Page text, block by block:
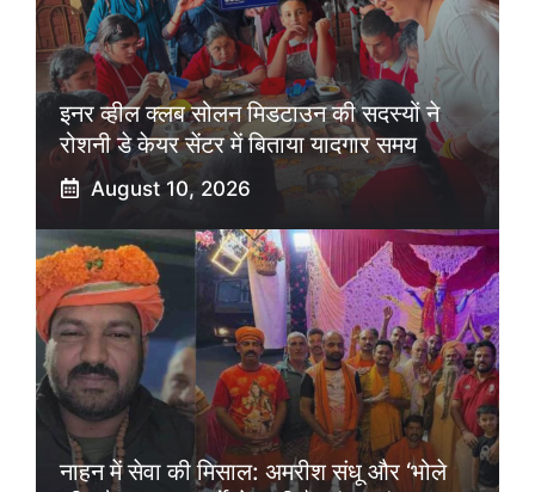
इनर व्हील क्लब सोलन मिडटाउन की सदस्यों ने
रोशनी डे केयर सेंटर में बिताया यादगार समय
August 10, 2026
नाहन में सेवा की मिसाल: अमरीश संधू और ‘भोले